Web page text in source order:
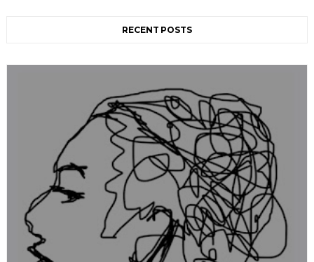
RECENT POSTS